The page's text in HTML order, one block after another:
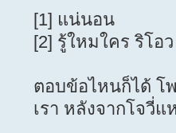
[1] แน่นอน
[2] รู้ใหมใคร ริโอ
ตอบข้อไหนก็ได้ โ
เรา หลังจากโจวี่